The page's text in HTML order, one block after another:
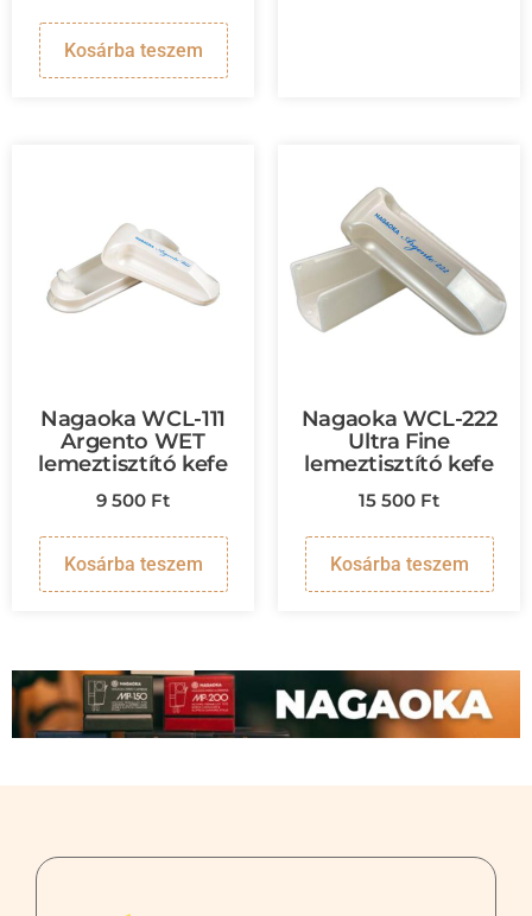
Kosárba teszem
Nagaoka WCL-111
Argento WET
lemeztisztító kefe
9 500 Ft
Kosárba teszem
Nagaoka WCL-222
Ultra Fine
lemeztisztító kefe
15 500 Ft
Kosárba teszem